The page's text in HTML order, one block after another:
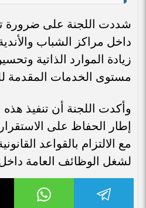
شددت اللجنة على ضرورة
داخل مراكز الشباب
زيادة الموارد الذاتية
مستوى الخدمات المقدمة
وأكدت اللجنة أن تنفيذ
إطار الحفاظ على
مع الالتزام بالقواعد
لشغل الوظائف العامة